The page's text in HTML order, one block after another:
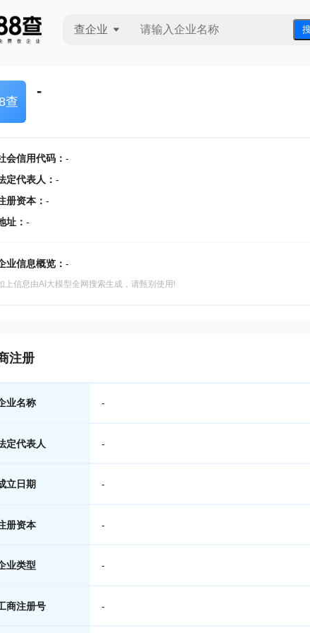
查企业
查
-
会信用代码： -
定代表人 ： -
册资本： -
址： -
业信息概览： -
上信息由AI大模型全网搜索生成，请甄别使用!
注册
业名称 -
定代表人 -
立日期 -
册资本 -
业类型 -
商注册号 -